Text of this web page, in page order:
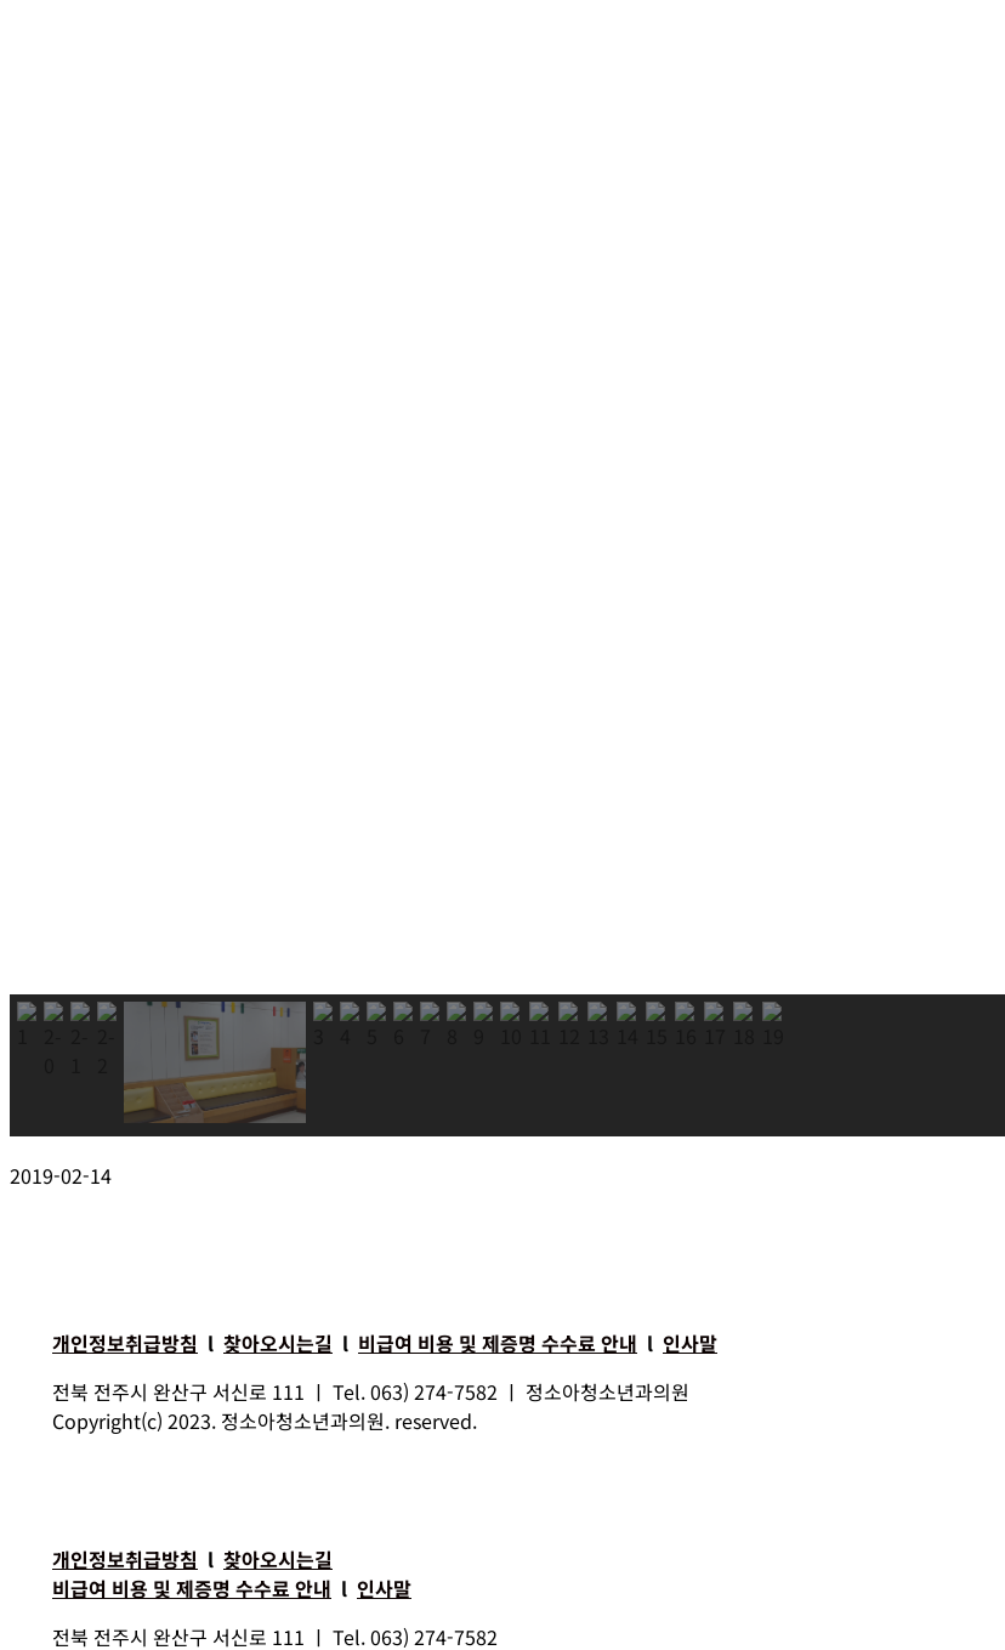
2019-02-14
개인정보취급방침 l 찾아오시는길 l 비급여 비용 및 제증명 수수료 안내 l 인사말
전북 전주시 완산구 서신로 111 ㅣ Tel. 063) 274-7582 ㅣ 정소아청소년과의원
Copyright(c) 2023. 정소아청소년과의원. reserved.
개인정보취급방침 l 찾아오시는길
비급여 비용 및 제증명 수수료 안내 l 인사말
전북 전주시 완산구 서신로 111 ㅣ Tel. 063) 274-7582